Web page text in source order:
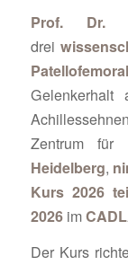
Prof. Dr.
drei
Patellofemoral
Gelenkerhalt
Zentrum für
Heidelberg,
Kurs 2026
2026im
Der Kurs